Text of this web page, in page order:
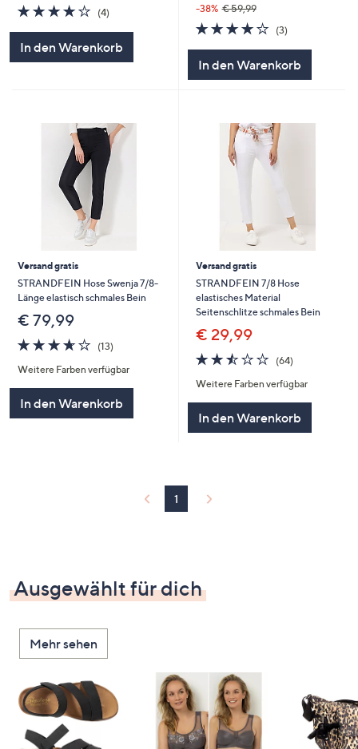
3.8
von
5
(4)
In den Warenkorb
-38% € 59,99
3.7
von
(3)3
In den Warenkorb
Versand gratis
STRANDFEIN Hose Swenja 7/8-
Länge elastisch schmales Bein
€ 79,99
3.6
von
5
(13)
Weitere Farben verfügbar
In den Warenkorb
Versand gratis
STRANDFEIN 7/8 Hose
elastisches Material
Seitenschlitze schmales Bein
€ 29,99
2.5
von
5
(64)64
Weitere Farben verfügbar
In den Warenkorb
1
Ausgewählt für dich
Mehr sehen